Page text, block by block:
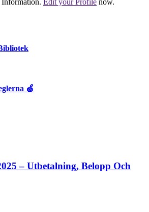
Edit your Profile now.
🍏
– Utbetalning, Belopp Och